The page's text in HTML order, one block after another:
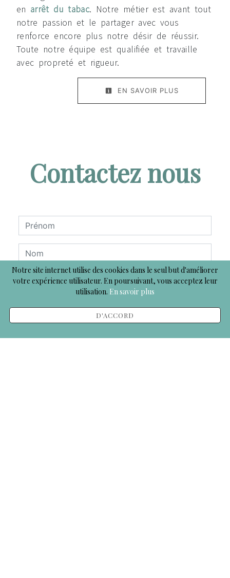
en arrêt du tabac. Notre métier est avant tout
notre passion et le partager avec vous
renforce encore plus notre désir de réussir.
Toute notre équipe est qualifiée et travaille
avec propreté et rigueur.
EN SAVOIR PLUS
Contactez nous
Notre site internet utilise des cookies dans le seul but d'améliorer
votre expérience utilisateur. En poursuivant, vous acceptez leur
utilisation. En savoir plus
D'ACCORD